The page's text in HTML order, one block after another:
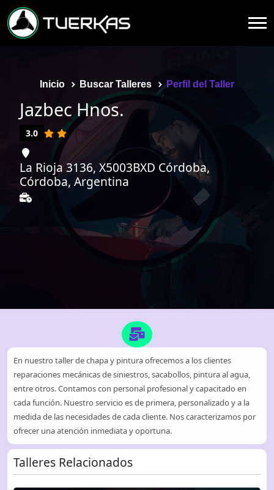
Inicio Buscar Talleres Perfil del Taller
Jazbec Hnos.
3.0
La Rioja 3136, X5003BXD Córdoba,
Córdoba, Argentina
En nuestro taller de chapa y pintura ofrecemos a los clientes
reparaciones mecánicas de siniestros, sacabollos, pintura al agua,
entre otros. Contamos con personal profesional y capacitado en
cada función. Nuestro servicio es de primera, personalizado y a la
medida de las necesidades de cada cliente. Nos caracterizamos por
ofrecer una atención inmediata y oportuna.
Talleres Relacionados